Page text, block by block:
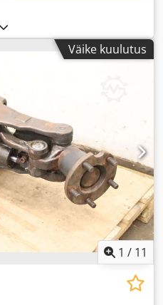
Väike kuulutus
1 / 11